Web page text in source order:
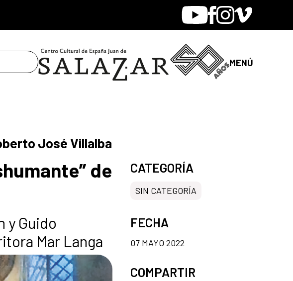
YoutubeFacebook
Instagram
Vimeo
MENÚ
José Villalba
de
y Guido
Mar Langa
CATEGORÍA
SIN CATEGORÍA
FECHA
07 MAYO 2022
COMPARTIR